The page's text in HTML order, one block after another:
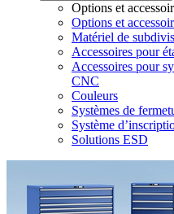
Options et
Options et
Matériel de
Accessoires pour
Accessoires pour
CNC
Couleurs
Systèmes de
Système
Solutions ESD